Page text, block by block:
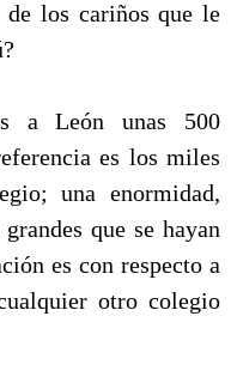
de los cariños que le
a León unas 500
es los miles
una enormidad,
que se hayan
es con respecto a
otro colegio